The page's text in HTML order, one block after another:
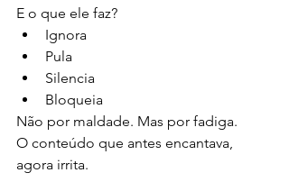
E o que ele faz?
Ignora
Pula
Silencia
Bloqueia
Não por maldade. Mas por fadiga.
O conteúdo que antes encantava,
agora irrita.